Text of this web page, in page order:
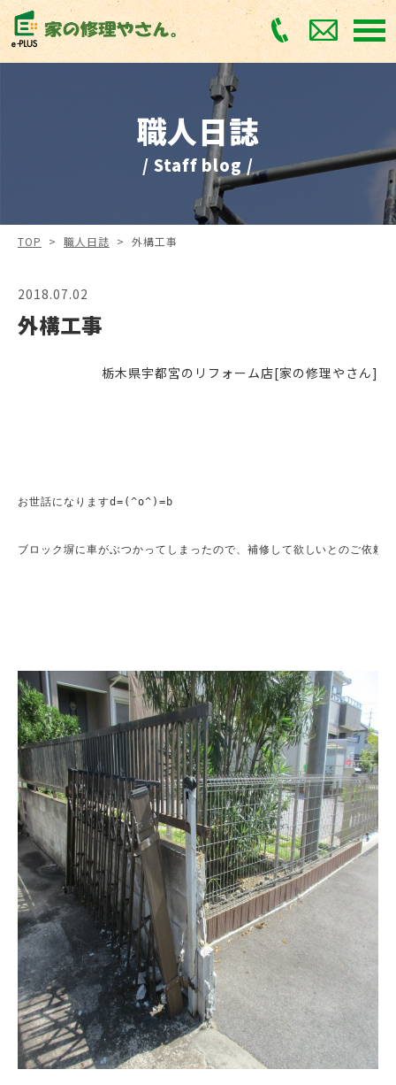
職人日誌
/ Staff blog /
TOP > 職人日誌 > 外構工事
2018.07.02
外構工事
栃木県宇都宮のリフォーム店[家の修理やさん]
お世話になりますd=(^o^)=b
ブロック塀に車がぶつかってしまったので、補修して欲しいとのご依頼